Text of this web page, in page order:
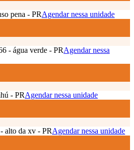
pena - PRAgendar nessa unidade
- água verde - PRAgendar nessa
- PRAgendar nessa unidade
alto da xv - PRAgendar nessa unidade